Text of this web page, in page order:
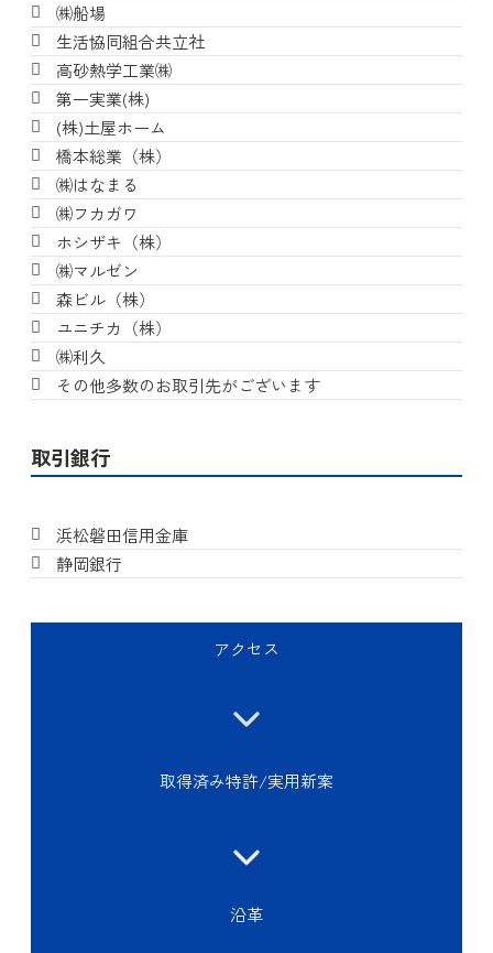
㈱船場
生活協同組合共立社
高砂熱学工業㈱
第一実業(株)
(株)土屋ホーム
橋本総業（株）
㈱はなまる
㈱フカガワ
ホシザキ（株）
㈱マルゼン
森ビル（株）
ユニチカ（株）
㈱利久
その他多数のお取引先がございます
取引銀行
浜松磐田信用金庫
静岡銀行
アクセス
取得済み特許/実用新案
沿革